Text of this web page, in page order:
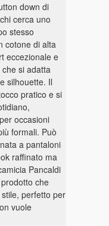
down di
cerca uno
stesso
cotone di alta
eccezionale e
si adatta
silhouette. Il
pratico e si
occasioni
formali. Può
a pantaloni
raffinato ma
Pancaldi
che
perfetto per
vuole